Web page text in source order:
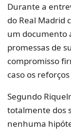
Durante a
do Real Madrid
um documento
promessas de
compromisso
caso os
Segundo
totalmente dos
nenhuma